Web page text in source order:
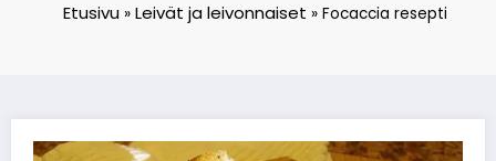
Etusivu »Leivät ja leivonnaiset »Focaccia resepti